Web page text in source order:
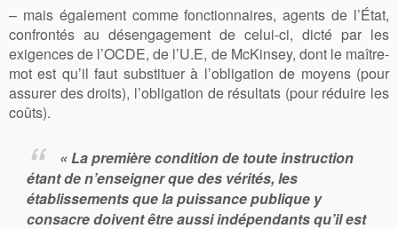
– mais également comme fonctionnaires, agents de l’État,
confrontés au désengagement de celui-ci, dicté par les
exigences de l’OCDE, de l’U.E, de McKinsey, dont le maître-
mot est qu’il faut substituer à l’obligation de moyens (pour
assurer des droits), l’obligation de résultats (pour réduire les
coûts).
«La première condition de toute instruction
étant de n’enseigner que des vérités, les
établissements que la puissance publique y
consacre doivent être aussi indépendants qu’il est